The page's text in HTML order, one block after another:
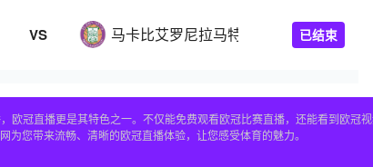
VS 马卡比艾罗尼拉马特甘 已结束
欧冠直播更是其特色之一。不仅能免费观看欧冠比赛直播，还能看到欧冠
您带来流畅、清晰的欧冠直播体验，让您感受体育的魅力。